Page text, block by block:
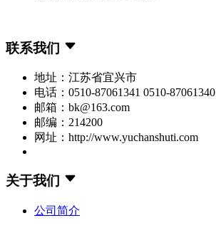
联系我们
地址：江苏省宜兴市
电话：0510-87061341 0510-87061340
邮箱：bk@163.com
邮编：214200
网址：http://www.yuchanshuti.com
关于我们
公司简介